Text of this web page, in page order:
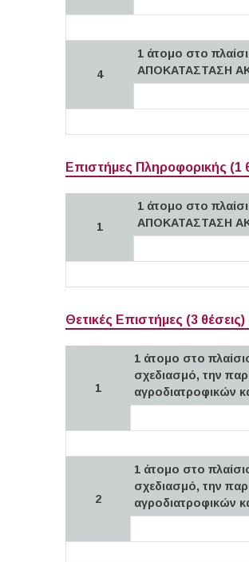
4
1 άτομο στο
ΑΠΟΚΑΤΑΣΤΑΣΗ
Επιστήμες Πληροφορικής (1
1
1 άτομο στο
ΑΠΟΚΑΤΑΣΤΑΣΗ
Θετικές Επιστήμες (3 θέσεις)
1
1 άτομο στο
σχεδιασμό, την
αγροδιατροφικών
2
1 άτομο στο
σχεδιασμό, την
αγροδιατροφικών